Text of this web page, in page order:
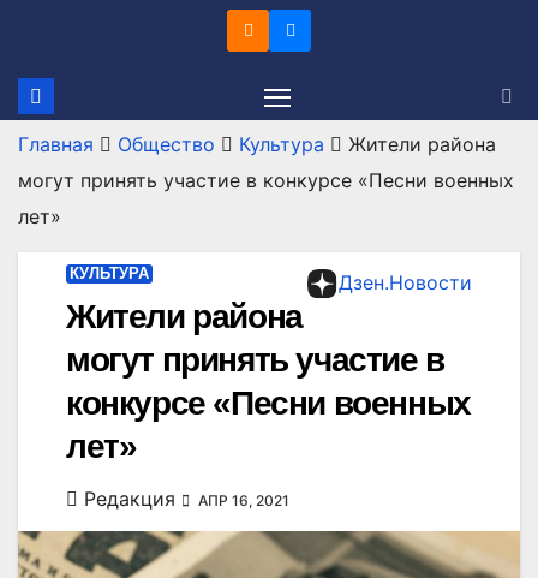
содержимому
Главная Общество Культура
Жители района
могут принять участие в конкурсе «Песни военных
лет»
Дзен.Новости
КУЛЬТУРА
Жители района
могут принять участие в
конкурсе «Песни военных
лет»
Редакция АПР 16, 2021